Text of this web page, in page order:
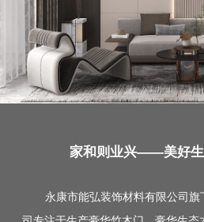
家和则业兴——美好
永康市能弘装饰材料有限公司